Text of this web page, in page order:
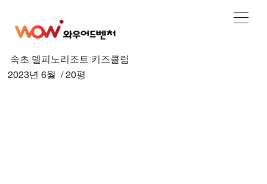
속초 델피노리조트 키즈클럽
2023년 6월 / 20평